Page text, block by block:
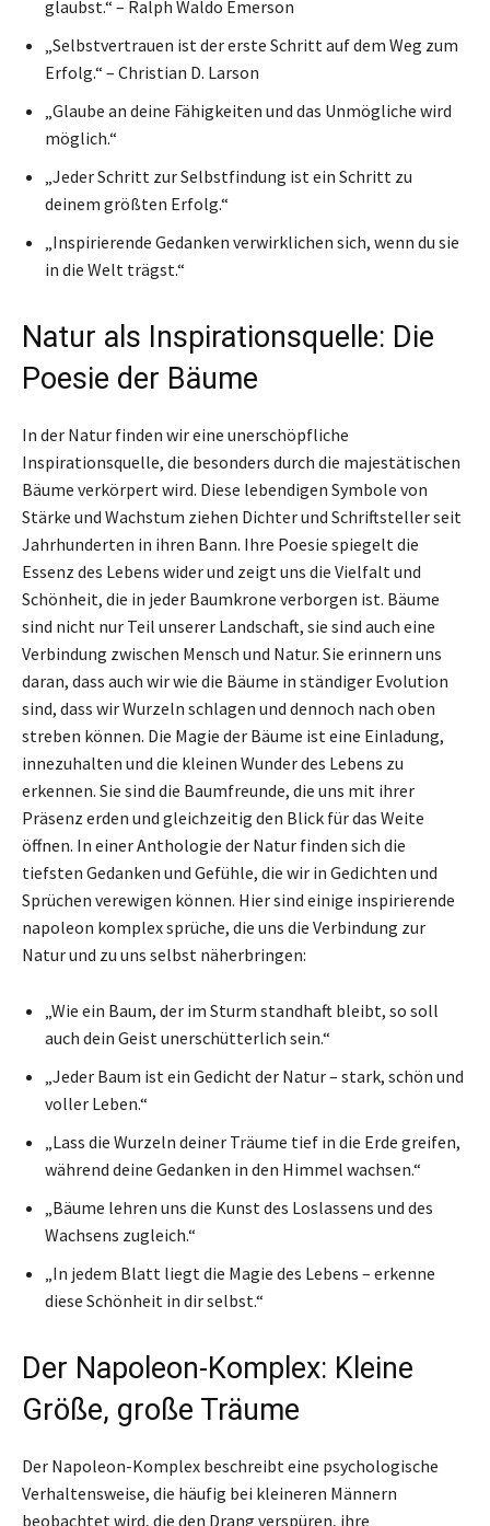
glaubst.“ – Ralph Waldo Emerson
„Selbstvertrauen ist der erste Schritt auf dem Weg zum
Erfolg.“ – Christian D. Larson
„Glaube an deine Fähigkeiten und das Unmögliche wird
möglich.“
„Jeder Schritt zur Selbstfindung ist ein Schritt zu
deinem größten Erfolg.“
„Inspirierende Gedanken verwirklichen sich, wenn du sie
in die Welt trägst.“
Natur als Inspirationsquelle: Die
Poesie der Bäume
In der Natur finden wir eine unerschöpfliche
Inspirationsquelle, die besonders durch die majestätischen
Bäume verkörpert wird. Diese lebendigen Symbole von
Stärke und Wachstum ziehen Dichter und Schriftsteller seit
Jahrhunderten in ihren Bann. Ihre Poesie spiegelt die
Essenz des Lebens wider und zeigt uns die Vielfalt und
Schönheit, die in jeder Baumkrone verborgen ist. Bäume
sind nicht nur Teil unserer Landschaft, sie sind auch eine
Verbindung zwischen Mensch und Natur. Sie erinnern uns
daran, dass auch wir wie die Bäume in ständiger Evolution
sind, dass wir Wurzeln schlagen und dennoch nach oben
streben können. Die Magie der Bäume ist eine Einladung,
innezuhalten und die kleinen Wunder des Lebens zu
erkennen. Sie sind die Baumfreunde, die uns mit ihrer
Präsenz erden und gleichzeitig den Blick für das Weite
öffnen. In einer Anthologie der Natur finden sich die
tiefsten Gedanken und Gefühle, die wir in Gedichten und
Sprüchen verewigen können. Hier sind einige inspirierende
napoleon komplex sprüche, die uns die Verbindung zur
Natur und zu uns selbst näherbringen:
„Wie ein Baum, der im Sturm standhaft bleibt, so soll
auch dein Geist unerschütterlich sein.“
„Jeder Baum ist ein Gedicht der Natur – stark, schön und
voller Leben.“
„Lass die Wurzeln deiner Träume tief in die Erde greifen,
während deine Gedanken in den Himmel wachsen.“
„Bäume lehren uns die Kunst des Loslassens und des
Wachsens zugleich.“
„In jedem Blatt liegt die Magie des Lebens – erkenne
diese Schönheit in dir selbst.“
Der Napoleon-Komplex: Kleine
Größe, große Träume
Der Napoleon-Komplex beschreibt eine psychologische
Verhaltensweise, die häufig bei kleineren Männern
beobachtet wird, die den Drang verspüren, ihre